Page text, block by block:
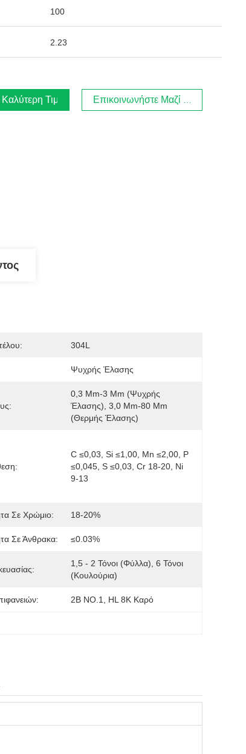
100
2.23
Καλύτερη Τιμή Επικοινωνήστε Μαζί Μας
304L
Ψυχρής Έλασης
0,3 Mm-3 Mm (ψυχρής
Έλασης), 3,0 Mm-80 Mm
(θερμής Έλασης)
C ≤0,03, Si ≤1,00, Mn ≤2,00, P
≤0,045, S ≤0,03, Cr 18-20, Ni
9-13
Σε Χρώμιο: 18-20%
Σε Άνθρακα: ≤0.03%
1,5 - 2 Τόνοι (φύλλα), 6 Τόνοι
(κουλούρια)
2B NO.1, HL 8K Καρό